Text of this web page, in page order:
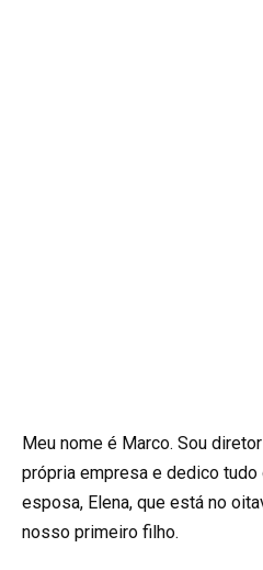
Meu nome é Marco. Sou
própria empresa e dedico tudo
esposa, Elena, que está no
nosso primeiro filho.